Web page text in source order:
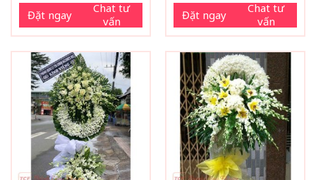
Đặt ngay
Chat tư
vấn
Đặt ngay
Chat tư
vấn